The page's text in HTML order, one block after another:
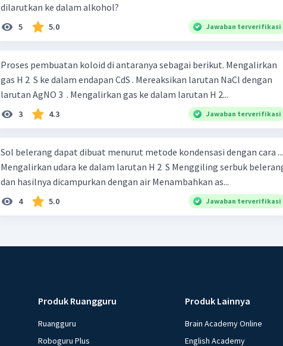
dilarutkan ke dalam alkohol?
5 5.0 Jawaban terverifikasi
Proses pembuatan koloid di antaranya sebagai berikut. Mengalirkan
gas H 2 ​ S ke dalam endapan CdS . Mereaksikan larutan NaCl dengan
larutan AgNO 3 ​ . Mengalirkan gas ke dalam larutan H 2...
3 4.3 Jawaban terverifikasi
Sol belerang dapat dibuat menurut metode kondensasi dengan cara ...
Mengalirkan udara ke dalam larutan H 2 ​ S Menggiling serbuk belerang
dan hasilnya dicampurkan dengan air Menambahkan as...
4 5.0 Jawaban terverifikasi
Produk Ruangguru
Ruangguru
Roboguru Plus
Produk Lainnya
Brain Academy Online
English Academy